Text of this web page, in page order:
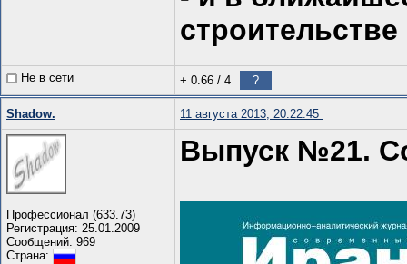
Не в сети + 0.66 / 4 ?
Shadow. 11 августа 2013, 20:22:45
Профессионал (633.73)
Регистрация: 25.01.2009
Сообщений: 969
Страна:
Выпуск №21.